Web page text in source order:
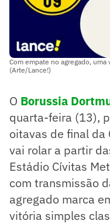
Com empate no agregado,
(Arte/Lance!)
O Borussia
quarta-feira (13),
oitavas de final da
vai rolar a partir
Estádio Cívitas
com transmissão
agregado marca
vitória simples